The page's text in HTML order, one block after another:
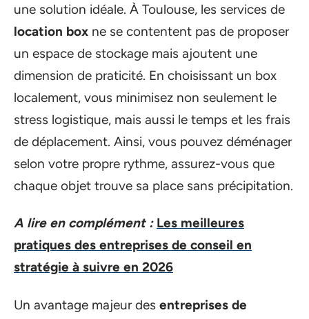
une solution idéale. À Toulouse, les services de
location box ne se contentent pas de proposer
un espace de stockage mais ajoutent une
dimension de praticité. En choisissant un box
localement, vous minimisez non seulement le
stress logistique, mais aussi le temps et les frais
de déplacement. Ainsi, vous pouvez déménager
selon votre propre rythme, assurez-vous que
chaque objet trouve sa place sans précipitation.
A lire en complément : Les meilleures
pratiques des entreprises de conseil en
stratégie à suivre en 2026
Un avantage majeur des entreprises de